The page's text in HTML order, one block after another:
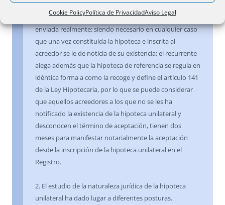
Cookie PolicyPolítica de PrivacidadAviso Legal
habiendo recibido éste la notificación que se preveía en
la escritura de constitución de hipoteca aunque fue
enviada realmente; siendo necesario en cualquier caso
que una vez constituida la hipoteca e inscrita al
acreedor se le de noticia de su existencia; el recurrente
alega además que la hipoteca de referencia se regula en
idéntica forma a como la recoge y define el artículo 141
de la Ley Hipotecaria, por lo que se puede considerar
que aquellos acreedores a los que no se les ha
notificado la existencia de la hipoteca unilateral y
desconocen el término de aceptación, tienen dos
meses para manifestar notarialmente la aceptación
desde la inscripción de la hipoteca unilateral en el
Registro.
2. El estudio de la naturaleza jurídica de la hipoteca
unilateral ha dado lugar a diferentes posturas.